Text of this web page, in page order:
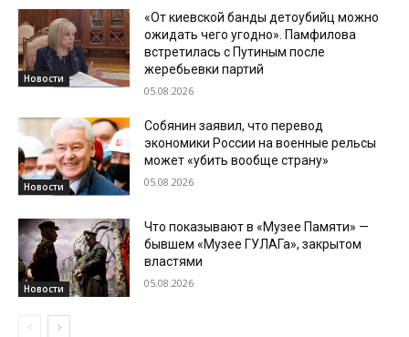
Новости
«От киевской банды детоубийц можно
ожидать чего угодно». Памфилова
встретилась с Путиным после
жеребьевки партий
05.08.2026
Новости
Собянин заявил, что перевод
экономики России на военные рельсы
может «убить вообще страну»
05.08.2026
Новости
Что показывают в «Музее Памяти» —
бывшем «Музее ГУЛАГа», закрытом
властями
05.08.2026